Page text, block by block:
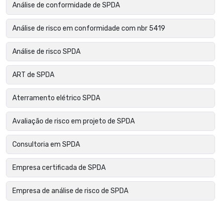
Análise de conformidade de SPDA
Análise de risco em conformidade com nbr 5419
Análise de risco SPDA
ART de SPDA
Aterramento elétrico SPDA
Avaliação de risco em projeto de SPDA
Consultoria em SPDA
Empresa certificada de SPDA
Empresa de análise de risco de SPDA